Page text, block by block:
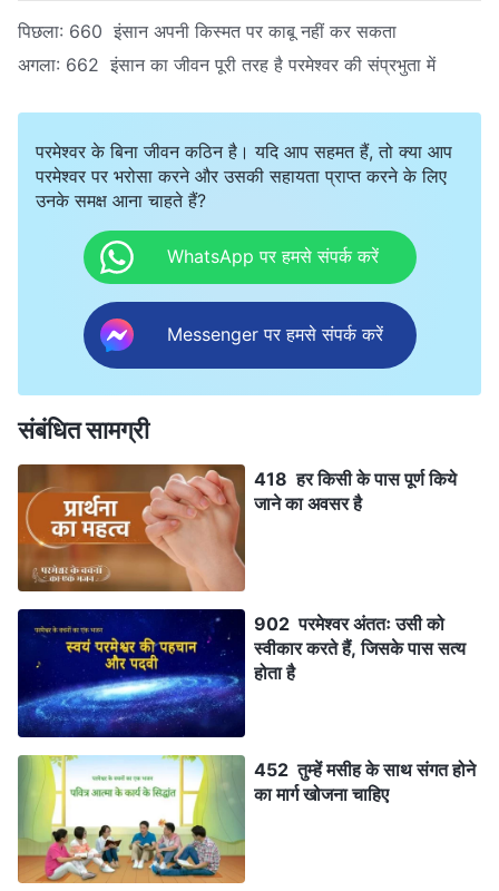
पिछला: 660 इंसान अपनी किस्मत पर काबू नहीं कर सकता
अगला: 662 इंसान का जीवन पूरी तरह है परमेश्वर की संप्रभुता में
परमेश्वर के बिना जीवन कठिन है। यदि आप सहमत हैं, तो क्या आप
परमेश्वर पर भरोसा करने और उसकी सहायता प्राप्त करने के लिए
उनके समक्ष आना चाहते हैं?
WhatsApp पर हमसे संपर्क करें
Messenger पर हमसे संपर्क करें
संबंधित सामग्री
418 हर किसी के पास पूर्ण किये
जाने का अवसर है
902 परमेश्वर अंततः उसी को
स्वीकार करते हैं, जिसके पास सत्य
होता है
452 तुम्हें मसीह के साथ संगत होने
का मार्ग खोजना चाहिए